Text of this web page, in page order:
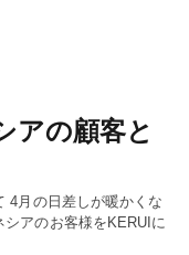
アの顧客と
4月の日差しが暖かくな
アのお客様をKERUIに